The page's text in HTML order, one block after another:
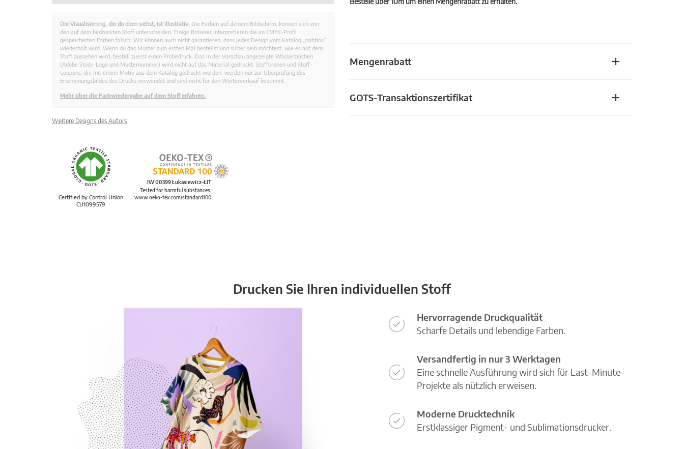
Mengenrabatt
GOTS-Transaktionszertifikat
Die Visualisierung, die du oben siehst, ist illustrativ. Die Farben auf deinem Bildschirm, können sich von
den auf dem bedruckten Stoff unterscheiden. Einige Browser interpretieren die im CMYK-Profil
gespeicherten Farben falsch. Wir können auch nicht garantieren, dass jedes Design vom Katalog „nahtlos”
wiederholt wird. Wenn du das Muster zum ersten Mal bestellst und sicher sein möchtest, wie es auf dem
Stoff aussehen wird, bestell zuerst einen Probedruck. Das in der Vorschau angezeigte Wasserzeichen
(Adobe Stock-Logo und Musternummer) wird nicht auf das Material gedruckt. Stoffproben und Stoff-
Coupons, die mit einem Motiv aus dem Katalog gedruckt wurden, werden nur zur Überprüfung des
Erscheinungsbildes des Drucks verwendet und sind nicht für den Weiterverkauf bestimmt.
Mehr über die Farbwiedergabe auf dem Stoff erfahren.
Weitere Designs des Autors
Certified by Control Union
CU1099579
IW 00399 Łukasiewicz-ŁIT
Tested for harmful substances.
www.oeko-tex.com/standard100
Drucken Sie Ihren individuellen Stoff
Hervorragende Druckqualität
Scharfe Details und lebendige Farben.
Versandfertig in nur 3 Werktagen
Eine schnelle Ausführung wird sich für Last-Minute-
Projekte als nützlich erweisen.
Moderne Drucktechnik
Erstklassiger Pigment- und Sublimationsdrucker.